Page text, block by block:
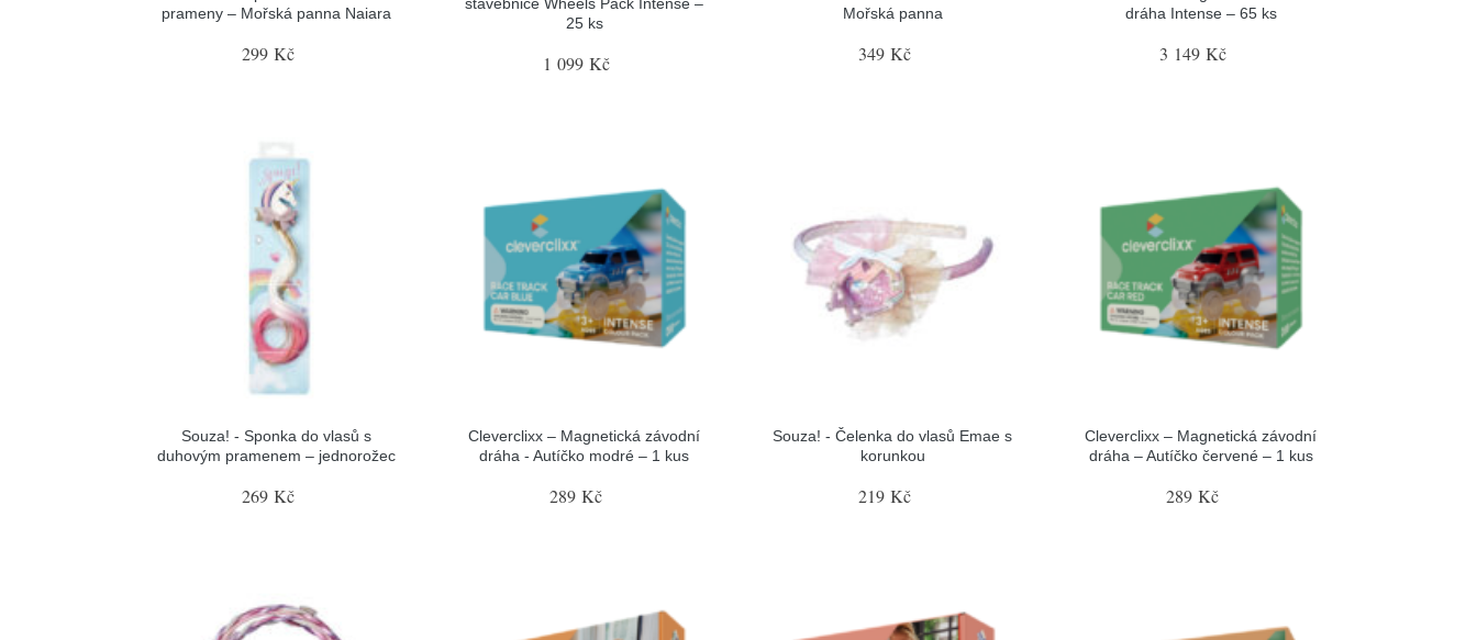
prameny – Mořská panna Naiara
299 Kč
25 ks
1 099 Kč
Mořská panna
349 Kč
dráha Intense – 65 ks
3 149 Kč
Souza! - Sponka do vlasů s
duhovým pramenem – jednorožec
269 Kč
Cleverclixx – Magnetická závodní
dráha - Autíčko modré – 1 kus
289 Kč
Souza! - Čelenka do vlasů Emae s
korunkou
219 Kč
Cleverclixx – Magnetická závodní
dráha – Autíčko červené – 1 kus
289 Kč